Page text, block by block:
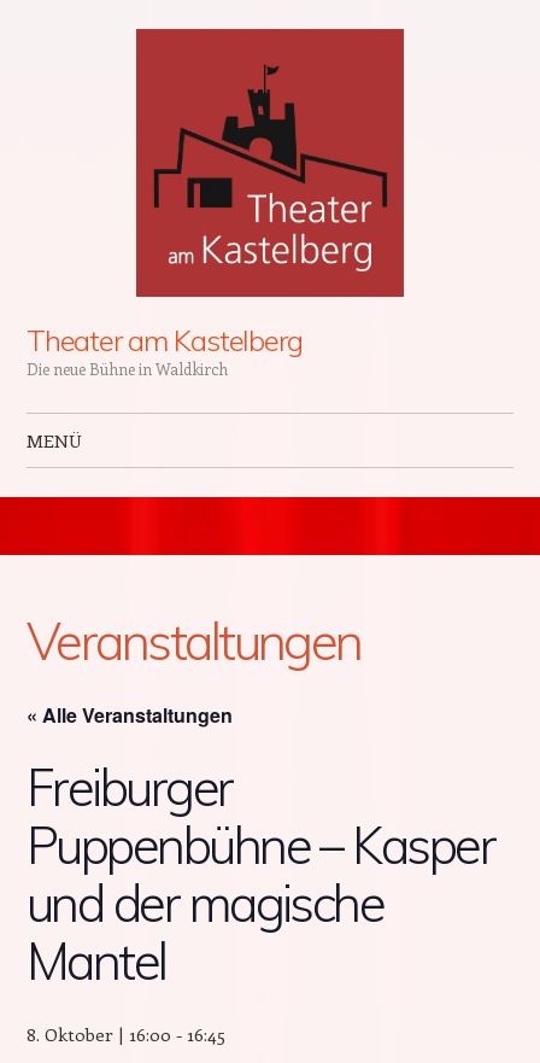
Theater am Kastelberg
Die neue Bühne in Waldkirch
MENÜ
Veranstaltungen
« Alle Veranstaltungen
Freiburger
Puppenbühne – Kasper
und der magische
Mantel
8. Oktober | 16:00 - 16:45